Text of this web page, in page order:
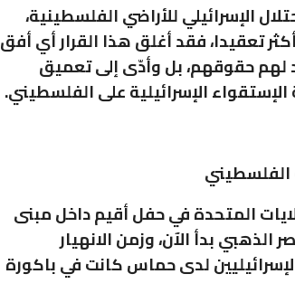
الإسرائيلي للأراضي الفلسطينية،
تعقيدا، فقد أغلق هذا القرار أي أفق
حقوقهم، بل وأدّى إلى تعميق
الإسرائيلية على الفلسطيني.
الفلسطيني
المتحدة في حفل أقيم داخل مبنى
بدأ الآن، وزمن الانهيار
لدى حماس كانت في باكورة